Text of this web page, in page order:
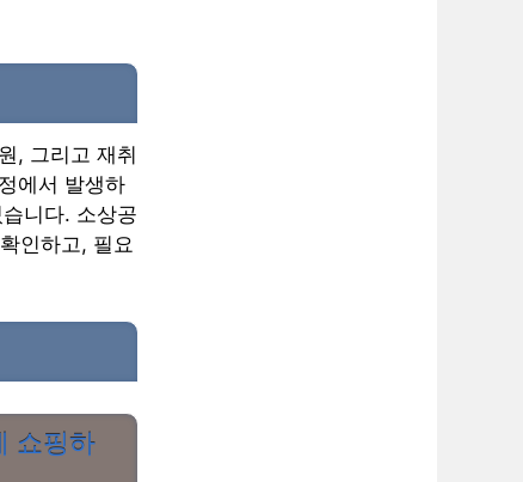
, 그리고 재취
에서 발생하
니다. 소상공
인하고, 필요
쇼핑하